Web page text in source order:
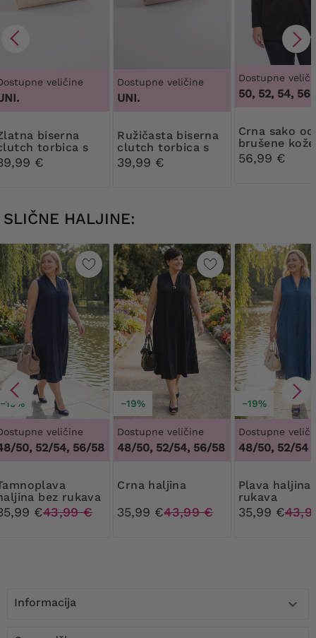
veličine
torbica s
€
Dostupne veličine
UNI.
Ružičasta biserna
clutch torbica s
ukrasom
39,99 €
Dostupne
50, 52, 54,
Crna sako od
brušene kože
56,99 €
SLIČNE HALJINE:
−19%
veličine
50, 52/54, 56/58
bez rukava
€43,99 €
−19%
Dostupne veličine
48/50, 52/54, 56/58
Crna haljina
35,99 €43,99 €
−19%
Dostupne
48/50, 52/54
Plava haljina bez
rukava
35,99 €
Informacija 